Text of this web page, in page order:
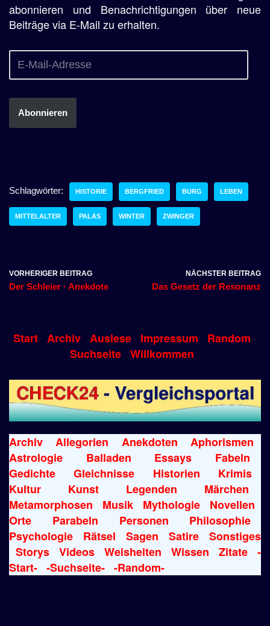
abonnieren und Benachrichtigungen über neue
Beiträge via E-Mail zu erhalten.
Abonnieren
Schlagwörter: HISTORIE BERGFRIED BURG LEBEN
MITTELALTER PALAS WINTER ZWINGER
VORHERIGER BEITRAG
Der Schleier · Anekdote
NÄCHSTER BEITRAG
Das Gesetz der Resonanz
Start Archiv Auslese Impressum
Random
Suchseite Willkommen
Archiv Allegorien Anekdoten
Aphorismen
Astrologie
Balladen Essays
Fabeln
Gedichte
Gleichnisse Historien
Krimis
Kultur
Kunst Legenden
Märchen
Metamorphosen
Musik Mythologie
Novellen
Orte
Parabeln Personen
Philosophie
Psychologie
Rätsel Sagen Satire
Sonstiges
Storys
Videos Weisheiten Wissen Zitate
-
Start- -Suchseite- -Random-